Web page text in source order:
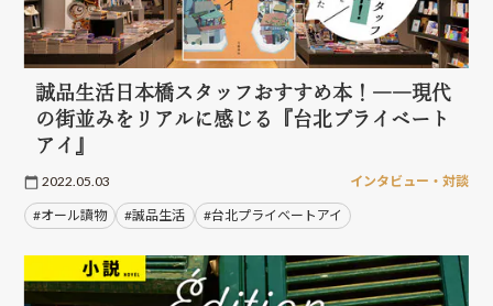
誠品生活日本橋スタッフおすすめ本！――現代
の街並みをリアルに感じる『台北プライベート
アイ』
2022.05.03 インタビュー・対談
#オール讀物 #誠品生活 #台北プライベートアイ